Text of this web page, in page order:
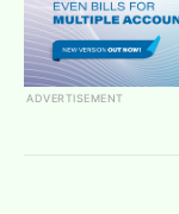
ADVERTISEMENT